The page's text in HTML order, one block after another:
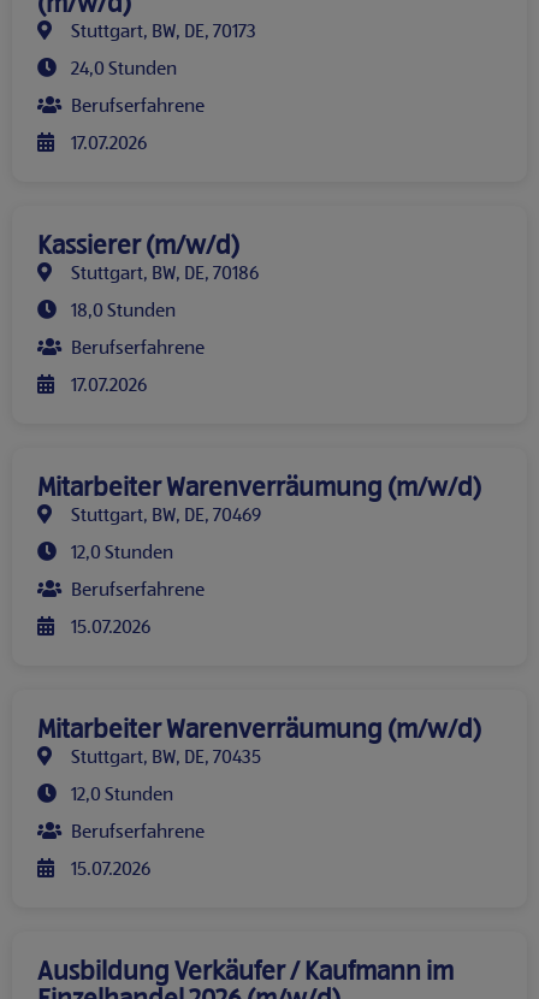
Stuttgart, BW, DE, 70173
24,0 Stunden
Berufserfahrene
17.07.2026
Kassierer (m/w/d)
Stuttgart, BW, DE, 70186
18,0 Stunden
Berufserfahrene
17.07.2026
Mitarbeiter Warenverräumung (m/w/d)
Stuttgart, BW, DE, 70469
12,0 Stunden
Berufserfahrene
15.07.2026
Mitarbeiter Warenverräumung (m/w/d)
Stuttgart, BW, DE, 70435
12,0 Stunden
Berufserfahrene
15.07.2026
Ausbildung Verkäufer / Kaufmann im